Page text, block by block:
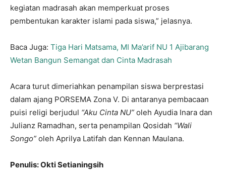
kegiatan madrasah akan memperkuat proses
pembentukan karakter islami pada siswa,” jelasnya.
Baca Juga: Tiga Hari Matsama, MI Ma’arif NU 1 Ajibarang
Wetan Bangun Semangat dan Cinta Madrasah
Acara turut dimeriahkan penampilan siswa berprestasi
dalam ajang PORSEMA Zona V. Di antaranya pembacaan
puisi religi berjudul “Aku Cinta NU” oleh Ayudia Inara dan
Julianz Ramadhan, serta penampilan Qosidah “Wali
Songo” oleh Aprilya Latifah dan Kennan Maulana.
Penulis: Okti Setianingsih